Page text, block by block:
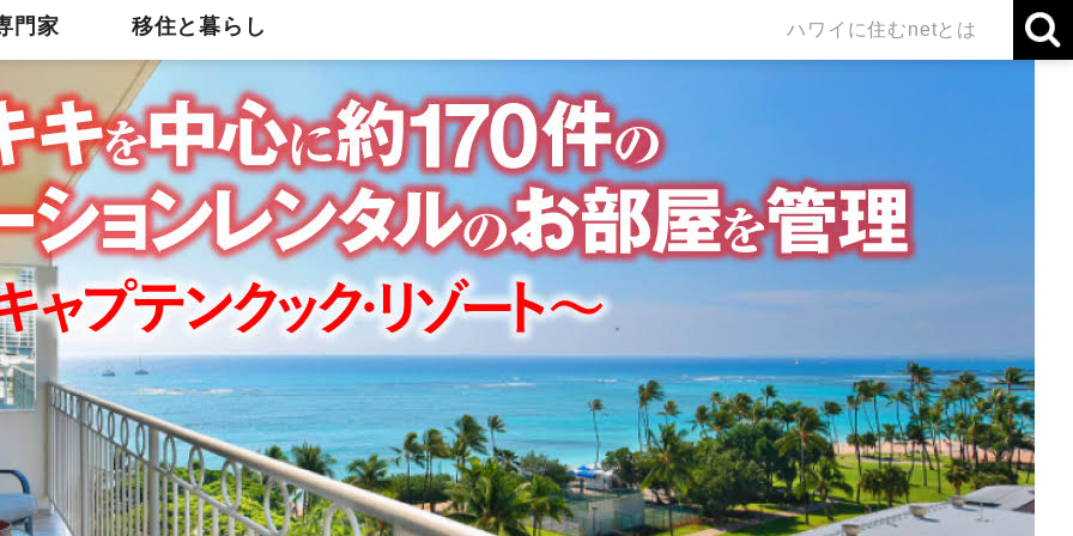
門家 移住と暮らし ハワイに住むnetとは